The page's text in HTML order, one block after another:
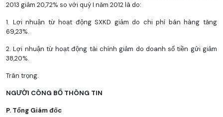
2013 giảm 20,72% so với quý I năm 2012 là do:
1. Lợi nhuận từ hoạt động SXKD giảm do chi phí bán hàng tăng
69,23%.
2. Lợi nhuận từ hoạt động tài chính giảm do doanh số tiền gửi giảm
38,20%.
Trân trọng.
NGƯỜI CÔNG BỐ THÔNG TIN
P. Tổng Giám đốc